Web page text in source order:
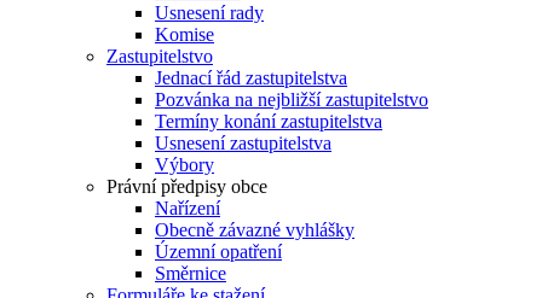
Usnesení rady
Komise
Zastupitelstvo
Jednací řád zastupitelstva
Pozvánka na nejbližší zastupitelstvo
Termíny konání zastupitelstva
Usnesení zastupitelstva
Výbory
Právní předpisy obce
Nařízení
Obecně závazné vyhlášky
Územní opatření
Směrnice